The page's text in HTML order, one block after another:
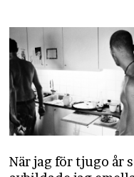
När jag för tjugo år